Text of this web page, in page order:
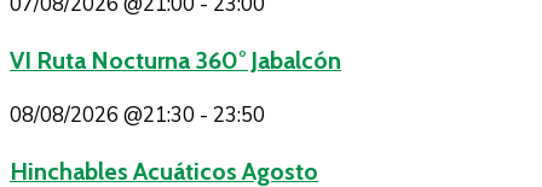
VI Ruta Nocturna 360° Jabalcón
08/08/2026 @21:30 - 23:50
Hinchables Acuáticos Agosto